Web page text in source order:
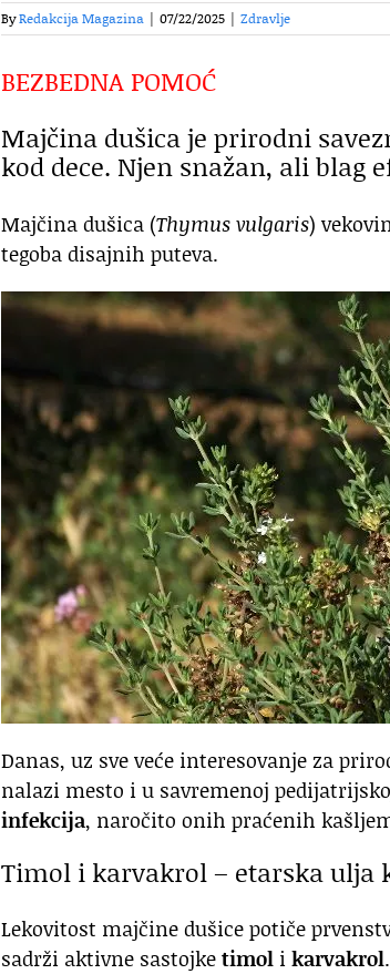
ByRedakcija Magazina | 07/22/2025 | Zdravlje
BEZBEDNA POMOĆ
Majčina dušica je prirodni
kod dece. Njen snažan, ali blag
Majčina dušica (Thymus vulgaris)
tegoba disajnih puteva.
Danas, uz sve veće interesovanje za
nalazi mesto i u savremenoj
infekcija, naročito onih praćenih
Timol i karvakrol – etarska ulja
Lekovitost majčine dušice potiče
sadrži aktivne sastojketimol ikarvakrol